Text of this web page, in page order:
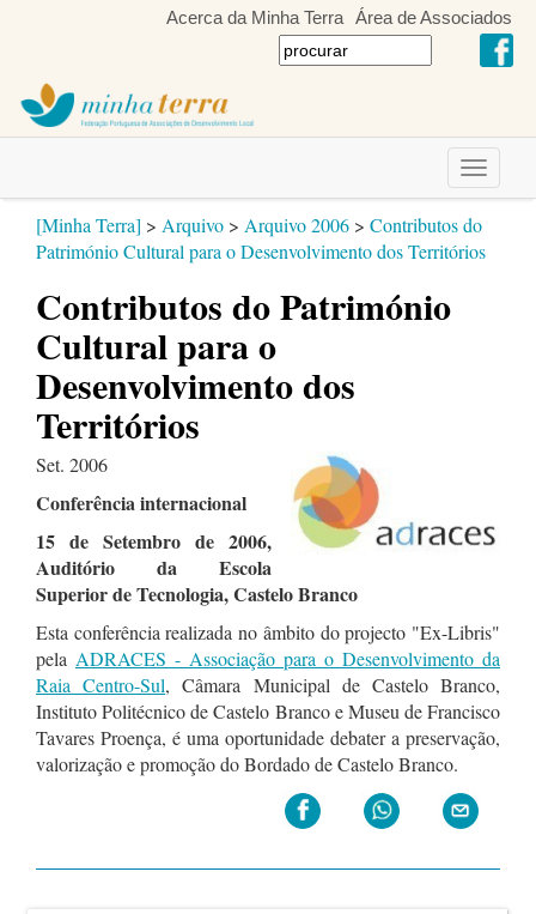
Acerca da Minha Terra Área de Associados
Toggle
[Minha Terra] > Arquivo > Arquivo 2006 > Contributos do
Património Cultural para o Desenvolvimento dos Territórios
Contributos do Património
Cultural para o
Desenvolvimento dos
Territórios
Set. 2006
Conferência internacional
15 de Setembro de 2006,
Auditório da Escola
Superior de Tecnologia, Castelo Branco
Esta conferência realizada no âmbito do projecto "Ex-Libris"
pela ADRACES - Associação para o Desenvolvimento da
Raia Centro-Sul, Câmara Municipal de Castelo Branco,
Instituto Politécnico de Castelo Branco e Museu de Francisco
Tavares Proença, é uma oportunidade debater a preservação,
valorização e promoção do Bordado de Castelo Branco.